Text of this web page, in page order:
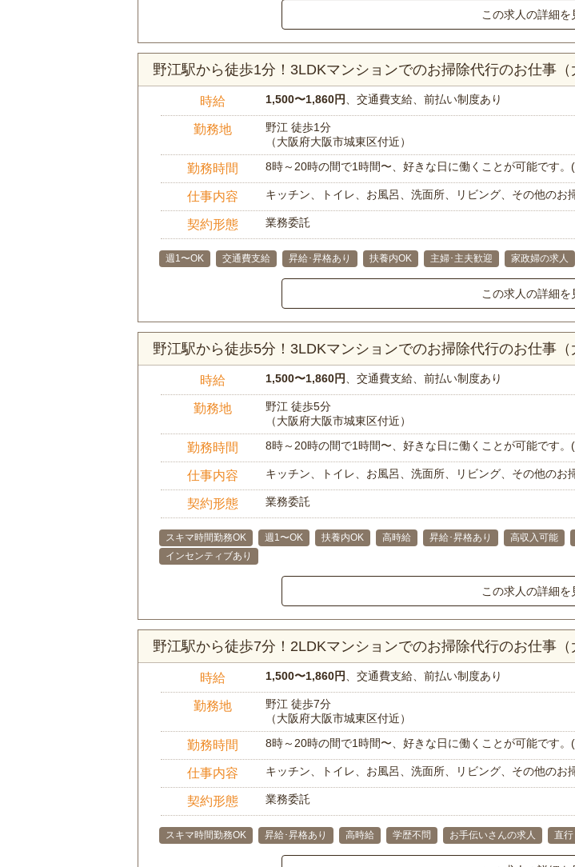
この求人の詳細を
野江駅から徒歩1分！3LDKマンションでのお掃除代行のお仕事（
時給 1,500〜1,860円 、交通費支給、前払い制度あり
勤務地
野江 徒歩1分
（大阪府大阪市城東区付近）
勤務時間 8時～20時の間で1時間〜、好きな日に働くことが可能です
仕事内容 キッチン、トイレ、お風呂、洗面所、リビング、その他のお
契約形態 業務委託
週1〜OK 交通費支給 昇給･昇格あり 扶養内OK 主婦･主夫歓迎 家政婦の求人
この求人の詳細を
野江駅から徒歩5分！3LDKマンションでのお掃除代行のお仕事（
時給 1,500〜1,860円 、交通費支給、前払い制度あり
勤務地
野江 徒歩5分
（大阪府大阪市城東区付近）
勤務時間 8時～20時の間で1時間〜、好きな日に働くことが可能です
仕事内容 キッチン、トイレ、お風呂、洗面所、リビング、その他のお
契約形態 業務委託
スキマ時間勤務OK 週1〜OK 扶養内OK 高時給 昇給･昇格あり 高収入可能
インセンティブあり
この求人の詳細を
野江駅から徒歩7分！2LDKマンションでのお掃除代行のお仕事（
時給 1,500〜1,860円 、交通費支給、前払い制度あり
勤務地
野江 徒歩7分
（大阪府大阪市城東区付近）
勤務時間 8時～20時の間で1時間〜、好きな日に働くことが可能です
仕事内容 キッチン、トイレ、お風呂、洗面所、リビング、その他のお
契約形態 業務委託
スキマ時間勤務OK 昇給･昇格あり 高時給 学歴不問 お手伝いさんの求人 直行